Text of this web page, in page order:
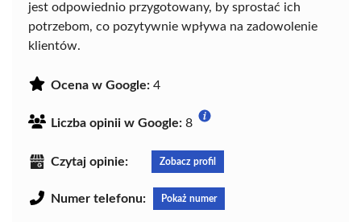
jest odpowiednio przygotowany, by sprostać ich
potrzebom, co pozytywnie wpływa na zadowolenie
klientów.
Ocena w Google: 4
Liczba opinii w Google: 8
Czytaj opinie: Zobacz profil
Numer telefonu: Pokaż numer